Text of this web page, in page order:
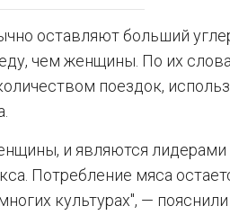
оставляют больший
чем женщины. По их
поездок,
и являются лидерами
Потребление мяса
культурах", — пояснили